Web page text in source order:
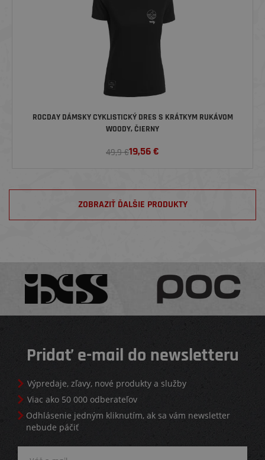
ROCDAY DÁMSKY CYKLISTICKÝ DRES S KRÁTKYM RUKÁVOM
WOODY, ČIERNY
49,9 €19,56€
ZOBRAZIŤ ĎALŠIE PRODUKTY
Pridať e-mail do newsletteru
Výpredaje, zľavy, nové produkty a služby
Viac ako 50 000 odberateľov
Odhlásenie jedným kliknutím, ak sa vám newsletter
nebude páčiť